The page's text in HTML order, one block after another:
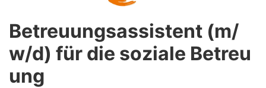
Betreuungsassistent (m/
w/d) für die soziale Betreu
ung